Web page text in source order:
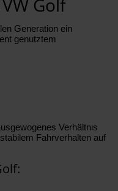
Generation ein
genutztem
Verhältnis
Fahrverhalten auf